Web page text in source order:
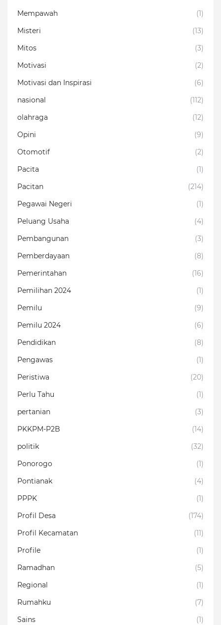
Mempawah
(1)
Misteri
(13)
Mitos
(3)
Motivasi
(2)
Motivasi dan Inspirasi
(6)
nasional
(112)
olahraga
(12)
Opini
(9)
Otomotif
(2)
Pacita
(1)
Pacitan
(214)
Pegawai Negeri
(1)
Peluang Usaha
(4)
Pembangunan
(3)
Pemberdayaan
(8)
Pemerintahan
(16)
Pemilihan 2024
(1)
Pemilu
(9)
Pemilu 2024
(6)
Pendidikan
(8)
Pengawas
(1)
Peristiwa
(20)
Perlu Tahu
(1)
pertanian
(3)
PKKPM-P2B
(14)
politik
(32)
Ponorogo
(1)
Pontianak
(4)
PPPK
(1)
Profil Desa
(174)
Profil Kecamatan
(11)
Profile
(1)
Ramadhan
(5)
Regional
(1)
Rumahku
(7)
Sains
(1)